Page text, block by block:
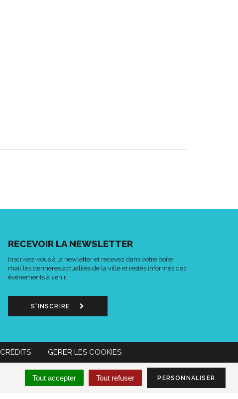
Tout accepter Tout refuser PERSONNALISER
RECEVOIR LA NEWSLETTER
Inscrivez-vous à la newletter et recevez dans votre boîte
mail les dernières actualités de la ville et restés informés des
événements à venir.
S'INSCRIRE
CRÉDITS GERER LES COOKIES
MON COMPTE CITOYEN
Lien
vers
Acce-
o